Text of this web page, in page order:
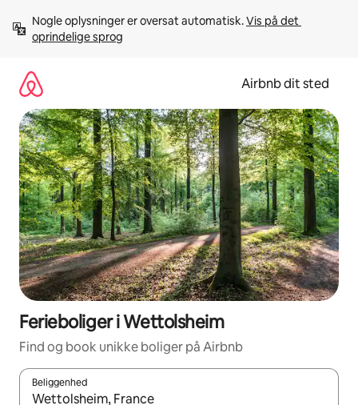
videre
Nogle oplysninger er oversat automatisk. Vis på det
oprindelige sprog
Airbnb dit sted
Ferieboliger i Wettolsheim
Find og book unikke boliger på Airbnb
Beliggenhed
Når resultaterne er tilgængelige, skal du navigere med